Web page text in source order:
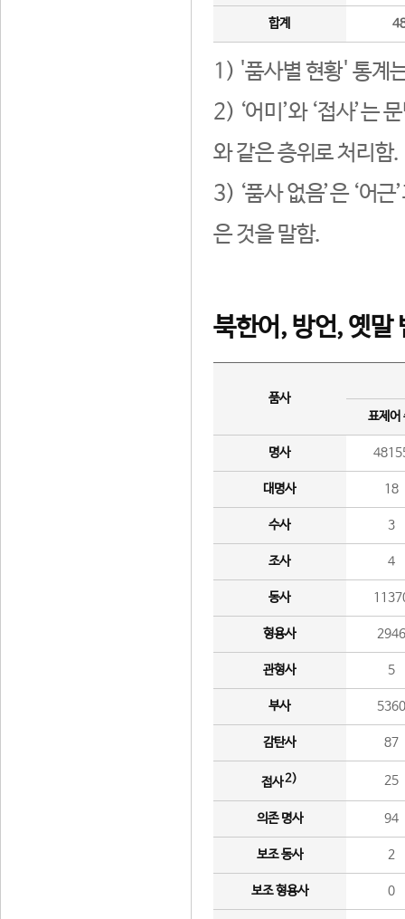
합계
1) '품사별 현황' 통계
2) ‘어미’와 ‘접사’는
와 같은 층위로 처리함.
3) ‘품사 없음’은 ‘어
은 것을 말함.
북한어, 방언, 옛말
품사
표제어
명사
대명사 18
수사 3
조사 4
동사
형용사 2946
관형사 5
부사 5360
감탄사 87
접사2) 25
의존 명사 94
보조 동사 2
보조 형용사 0